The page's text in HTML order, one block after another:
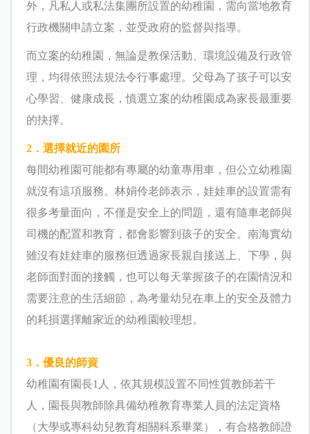
外，凡私人或私法集團所設置的幼稚園，需向當地教育
行政機關申請立案，並受政府的監督與指導。
而立案的幼稚園，無論是教保活動、環境設備及行政管
理，均得依照法規法令行事處理。父母為了孩子可以安
心學習、健康成長，慎選立案的幼稚園成為家長最重要
的抉擇。
2．選擇就近的園所
每間幼稚園可能都有專屬的幼童專用車，但公立幼稚園
就沒有這項服務。林娟伶老師表示，娃娃車的設置需有
很多考量面向，不僅是安全上的問題，還有隨車老師與
司機的配置和教育，都會影響到孩子的安全。南海實幼
雖沒有娃娃車的服務但透過家長親自接送上、下學，與
老師面對面的接觸，也可以每天掌握孩子的在園情況和
需要注意的生活細節，為考量幼兒在車上的安全及體力
的耗損選擇離家近的幼稚園較理想。
3．優良的師資
幼稚園有園長1人，依其規模設置不同性質教師若干
人，園長與教師除具備幼稚教育專業人員的法定資格
（大學或專科幼兒教育相關科系畢業），有合格教師證